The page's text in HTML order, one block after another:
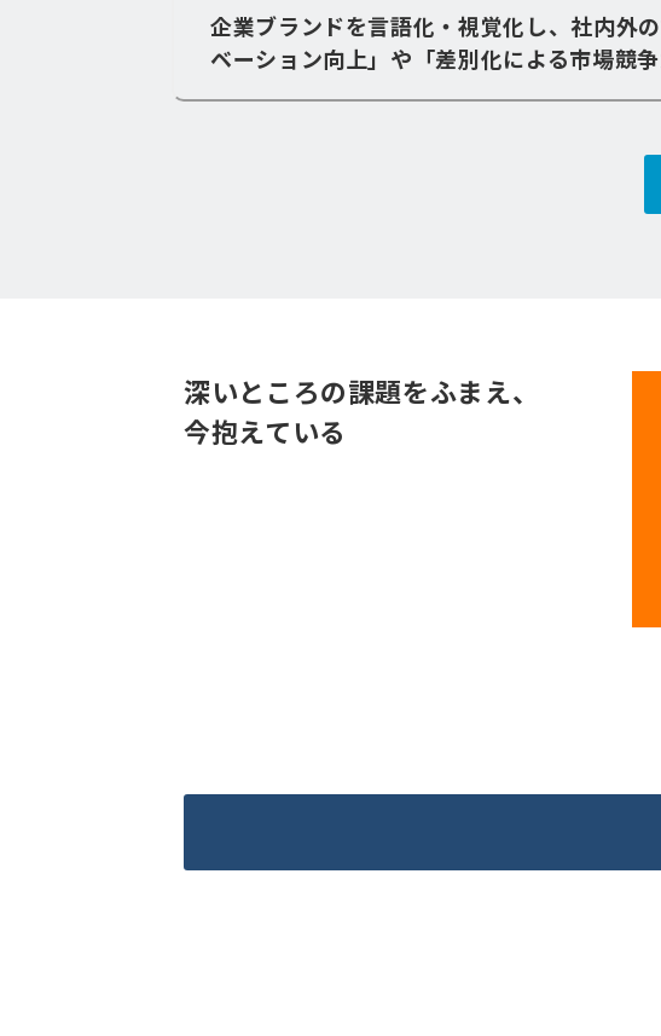
企業ブランドを言語化・視覚化し、社内外
ベーション向上」や「差別化による市場競争
深いところの課題をふまえ、
今抱えている